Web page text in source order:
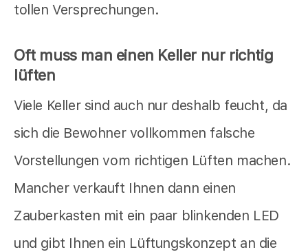
tollen Versprechungen.
Oft muss man einen Keller nur richtig
lüften
Viele Keller sind auch nur deshalb feucht, da
sich die Bewohner vollkommen falsche
Vorstellungen vom richtigen Lüften machen.
Mancher verkauft Ihnen dann einen
Zauberkasten mit ein paar blinkenden LED
und gibt Ihnen ein Lüftungskonzept an die